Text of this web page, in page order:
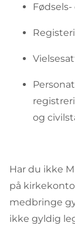
og
Har du ikke
på
medbringe
ikke gyldig